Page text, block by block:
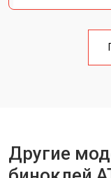
Замена объективов
Ремонт цепи питания
Другие